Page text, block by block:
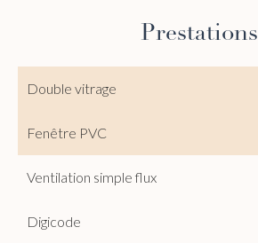
Prestations
Double vitrage
Fenêtre PVC
Ventilation simple flux
Digicode